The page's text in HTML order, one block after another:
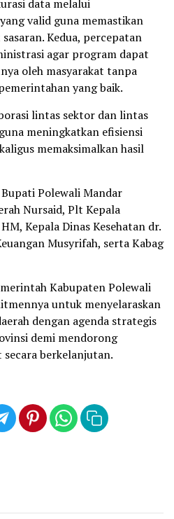
data melalui
valid guna memastikan
Kedua, percepatan
agar program dapat
oleh masyarakat tanpa
yang baik.
lintas sektor dan lintas
meningkatkan efisiensi
memaksimalkan hasil
Polewali Mandar
Nursaid, Plt Kepala
Kepala Dinas Kesehatan dr.
Musyrifah, serta Kabag
Kabupaten Polewali
untuk menyelaraskan
dengan agenda strategis
demi mendorong
secara berkelanjutan.